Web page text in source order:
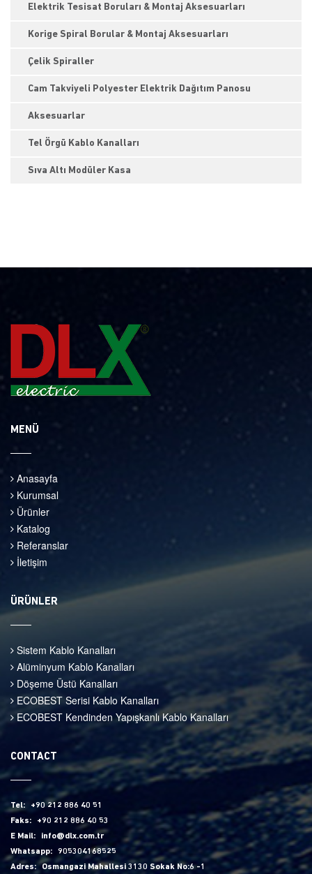
Elektrik Tesisat Boruları & Montaj Aksesuarları
Korige Spiral Borular & Montaj Aksesuarları
Çelik Spiraller
Cam Takviyeli Polyester Elektrik Dağıtım Panosu
Aksesuarlar
Tel Örgü Kablo Kanalları
Sıva Altı Modüler Kasa
MENÜ
Anasayfa
Kurumsal
Ürünler
Katalog
Referanslar
İletişim
ÜRÜNLER
Sistem Kablo Kanalları
Alüminyum Kablo Kanalları
Döşeme Üstü Kanalları
ECOBEST Serisi Kablo Kanalları
ECOBEST Kendinden Yapışkanlı Kablo Kanalları
CONTACT
Tel:
+90 212 886 40 51
Faks:
+90 212 886 40 53
E Mail:
info@dlx.com.tr
Whatsapp:
905304168525
Adres:
Osmangazi Mahallesi 3130 Sokak No:6 -1